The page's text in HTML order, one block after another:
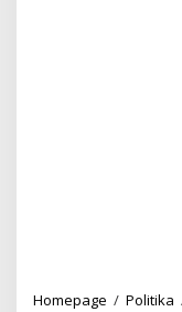
Homepage / Politika